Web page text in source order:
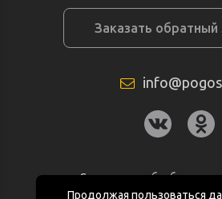
Продолжая пользоваться
Заказать обратный
Согласие на обработку
данных